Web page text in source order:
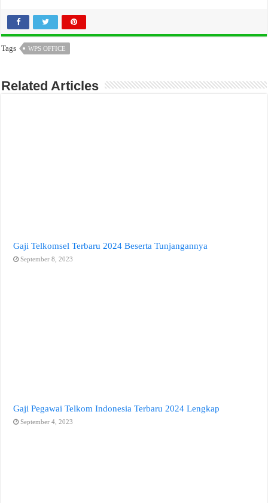
Tags WPS OFFICE
Related Articles
Gaji Telkomsel Terbaru 2024 Beserta Tunjangannya
September 8, 2023
Gaji Pegawai Telkom Indonesia Terbaru 2024 Lengkap
September 4, 2023